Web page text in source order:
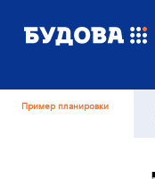
Пример планировки